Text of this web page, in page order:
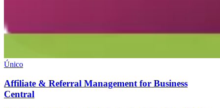
Único
Affiliate & Referral Management for Business
Central